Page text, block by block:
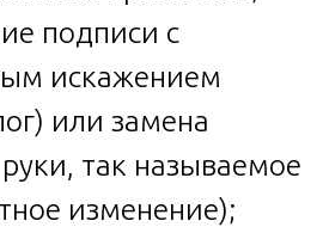
подписи с
искажением
или замена
так называемое
изменение);